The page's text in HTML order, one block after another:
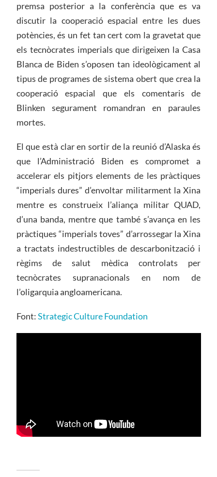
premsa posterior a la conferència que es va
discutir la cooperació espacial entre les dues
potències, és un fet tan cert com la gravetat que
els tecnòcrates imperials que dirigeixen la Casa
Blanca de Biden s’oposen tan ideològicament al
tipus de programes de sistema obert que crea la
cooperació espacial que els comentaris de
Blinken segurament romandran en paraules
mortes.
El que està clar en sortir de la reunió d’Alaska és
que l’Administració Biden es compromet a
accelerar els pitjors elements de les pràctiques
“imperials dures” d’envoltar militarment la Xina
mentre es construeix l’aliança militar QUAD,
d’una banda, mentre que també s’avança en les
pràctiques “imperials toves” d’arrossegar la Xina
a tractats indestructibles de descarbonització i
règims de salut mèdica controlats per
tecnòcrates supranacionals en nom de
l’oligarquia angloamericana.
Font:Strategic Culture Foundation